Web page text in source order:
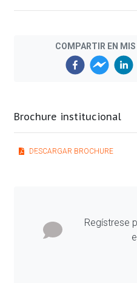
COMPARTIR EN MIS
Brochure institucional
DESCARGAR BROCHURE
Regístrese